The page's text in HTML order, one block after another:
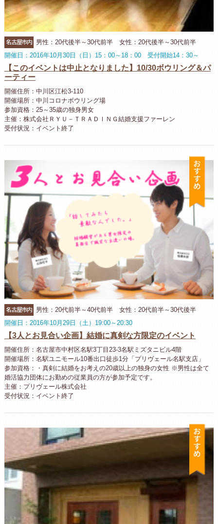
名古屋市内
男性：20代後半～30代前半 女性：20代後半～30代前半
開催日：2016年10月30日（日）15：00～18：00 受付開始14：30～
【このイベントは中止となりました】10/30ボウリング＆パ
ーティー
開催住所：中川区江松3-110
開催場所：中川コロナボウリング場
参加資格：25～35歳の独身男女
主催：株式会社ＲＹＵ－ＴＲＡＤＩＮＧ結婚支援ファーレン
受付状況：イベント終了
お
名古屋市内
男性：20代前半～40代前半 女性：20代前半～30代後半
開催日：2016年10月29日（土）19:00～20:30
【3人とお見合い企画】結婚に真剣な方限定のイベント
開催住所：名古屋市中村区名駅3丁目23-3名駅ミズタニビル4階
開催場所：名駅ユニモール10番出口徒歩1分「プリヴェール名駅支店」
参加資格：・真剣に結婚をお考えの20歳以上の独身の女性 ※男性は全て
婚活協力団体にお勤めの従業員の方が参加予定です。
主催：プリヴェール株式会社
受付状況：イベント終了
お